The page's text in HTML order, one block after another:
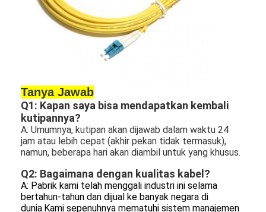
Tanya Jawab
Q1: Kapan saya bisa mendapatkan kembali
kutipannya?
A: Umumnya, kutipan akan dijawab dalam waktu 24
jam atau lebih cepat (akhir pekan tidak termasuk),
namun, beberapa hari akan diambil untuk yang khusus.
Q2: Bagaimana dengan kualitas kabel?
A: Pabrik kami telah menggali industri ini selama
bertahun-tahun dan dijual ke banyak negara di
dunia.Kami sepenuhnya mematuhi sistem manajemen